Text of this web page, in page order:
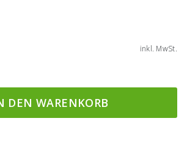
inkl. MwSt.
DEN WARENKORB